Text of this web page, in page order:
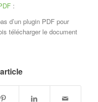
:
d’un plugin PDF pour
télécharger le document